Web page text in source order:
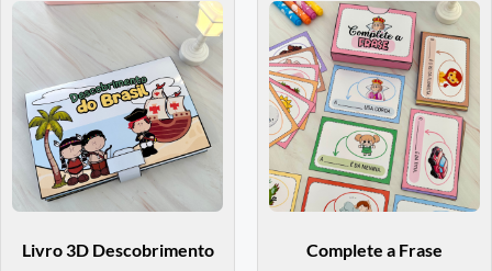
Livro 3D Descobrimento
Complete a Frase